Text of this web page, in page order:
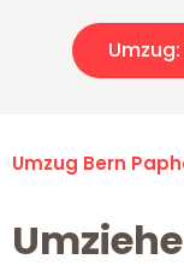
Umzug:
Umzug Bern